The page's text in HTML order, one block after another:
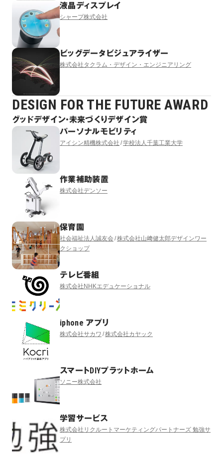
液晶ディスプレイ
シャープ株式会社
ビッグデータビジュアライザー
株式会社タクラム・デザイン・エンジニアリング
DESIGN FOR THE FUTURE AWARD
グッドデザイン・未来づくりデザイン賞
パーソナルモビリティ
アイシン精機株式会社 学校法人千葉工業大学
作業補助装置
株式会社デンソー
保育園
社会福祉法人誠友会 株式会社山﨑健太郎デザインワー
クショップ
テレビ番組
株式会社NHKエデュケーショナル
iphone アプリ
株式会社サカワ 株式会社カヤック
スマートDIYプラットホーム
ソニー株式会社
学習サービス
株式会社リクルートマーケティングパートナーズ 勉強サ
プリ